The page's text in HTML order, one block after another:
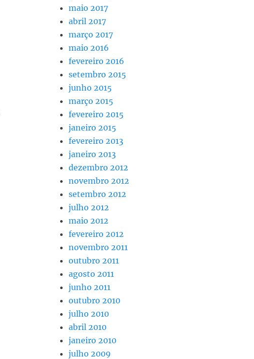
maio 2017
abril 2017
março 2017
maio 2016
fevereiro 2016
setembro 2015
junho 2015
março 2015
fevereiro 2015
janeiro 2015
fevereiro 2013
janeiro 2013
dezembro 2012
novembro 2012
setembro 2012
julho 2012
maio 2012
fevereiro 2012
novembro 2011
outubro 2011
agosto 2011
junho 2011
outubro 2010
julho 2010
abril 2010
janeiro 2010
julho 2009